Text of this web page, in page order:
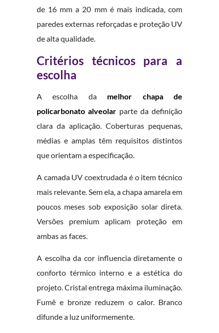
de 16 mm a 20 mm é mais indicada, com
paredes externas reforçadas e proteção UV
de alta qualidade.
Critérios técnicos para a
escolha
A escolha da melhor chapa de
policarbonato alveolarparte da definição
clara da aplicação. Coberturas pequenas,
médias e amplas têm requisitos distintos
que orientam a especificação.
A camada UV coextrudada é o item técnico
mais relevante. Sem ela, a chapa amarela em
poucos meses sob exposição solar direta.
Versões premium aplicam proteção em
ambas as faces.
A escolha da cor influencia diretamente o
conforto térmico interno e a estética do
projeto. Cristal entrega máxima iluminação.
Fumê e bronze reduzem o calor. Branco
difunde a luz uniformemente.